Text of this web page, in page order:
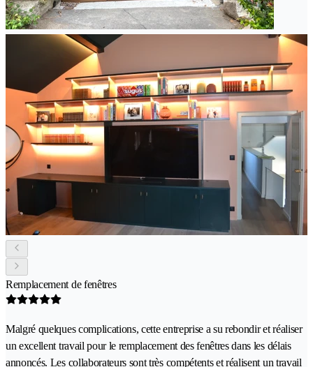
Remplacement de fenêtres
Malgré quelques complications, cette entreprise a su rebondir et réaliser
un excellent travail pour le remplacement des fenêtres dans les délais
annoncés. Les collaborateurs sont très compétents et réalisent un travail